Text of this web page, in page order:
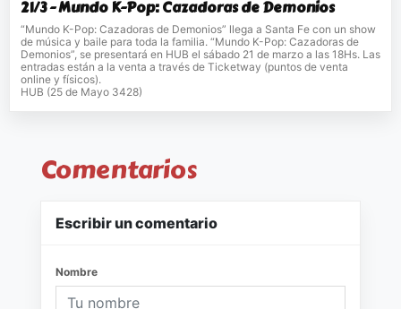
21/3 - Mundo K-Pop: Cazadoras de Demonios
“Mundo K-Pop: Cazadoras de Demonios” llega a Santa Fe con un show
de música y baile para toda la familia. “Mundo K-Pop: Cazadoras de
Demonios”, se presentará en HUB el sábado 21 de marzo a las 18Hs. Las
entradas están a la venta a través de Ticketway (puntos de venta
online y físicos).
HUB (25 de Mayo 3428)
Comentarios
Escribir un comentario
Nombre